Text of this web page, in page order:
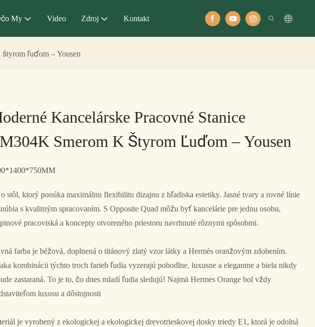
My Video Zdroj Kontakt
štyrom ľuďom – Yousen
Kancelárske Pracovné Stanice
Smerom K Štyrom Ľuďom – Yousen
stôl, ktorý ponúka maximálnu flexibilitu dizajnu z hľadiska estetiky. Jasné tvary a rovné línie
s kvalitným spracovaním. S Opposite Quad môžu byť kancelárie pre jednu osobu,
pracoviská a koncepty otvoreného priestoru navrhnuté rôznymi spôsobmi.
farba je béžová, doplnená o titánový zlatý vzor látky a Hermès oranžovým zdobením.
kombinácii týchto troch farieb ľudia vyzerajú pohodlne, luxusne a elegantne a biela nikdy
zastaraná. To je to, čo dnes mladí ľudia sledujú! Najmä Hermes Orange bol vždy
luxusu a dôstojnosti
je vyrobený z ekologickej a ekologickej drevotrieskovej dosky triedy E1, ktorá je odolná